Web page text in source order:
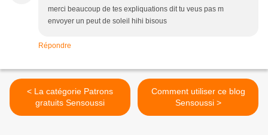
merci beaucoup de tes expliquations dit tu veus pas m
envoyer un peut de soleil hihi bisous
Répondre
< La catégorie Patrons
gratuits Sensoussi
Comment utiliser ce blog
Sensoussi >